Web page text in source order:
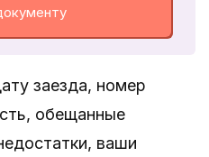
заезда, номер
обещанные
ваши